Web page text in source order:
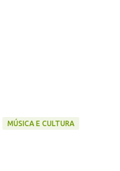
MÚSICA E CULTURA